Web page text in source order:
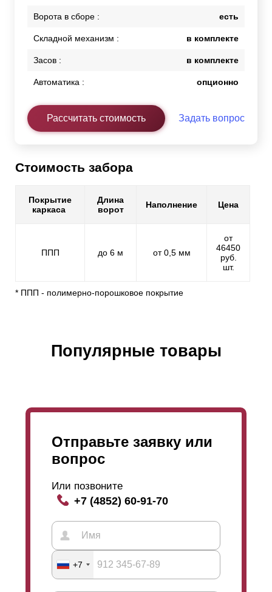
Ворота в сборе : есть
Складной механизм : в комплекте
Засов : в комплекте
Автоматика : опционно
Рассчитать стоимость Задать вопрос
Стоимость забора
Покрытие
каркаса
Длина
ворот
Наполнение Цена
ППП до 6 м от 0,5 мм
от
46450
руб.
шт.
* ППП - полимерно-порошковое покрытие
Популярные товары
Отправьте заявку или
вопрос
Или позвоните
+7 (4852) 60-91-70
+7